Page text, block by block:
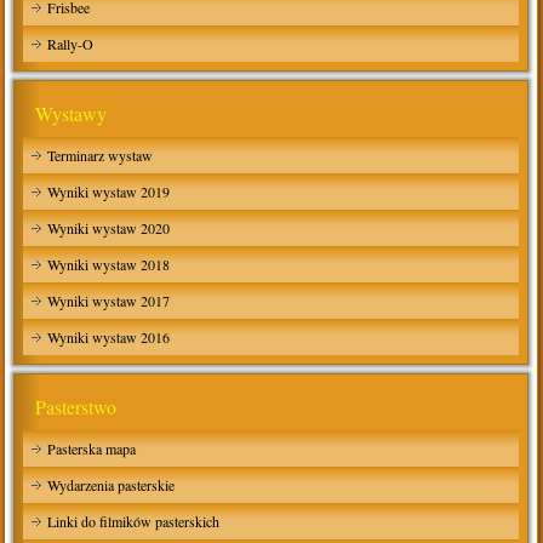
Frisbee
Rally-O
Wystawy
Terminarz wystaw
Wyniki wystaw 2019
Wyniki wystaw 2020
Wyniki wystaw 2018
Wyniki wystaw 2017
Wyniki wystaw 2016
Pasterstwo
Pasterska mapa
Wydarzenia pasterskie
Linki do filmików pasterskich